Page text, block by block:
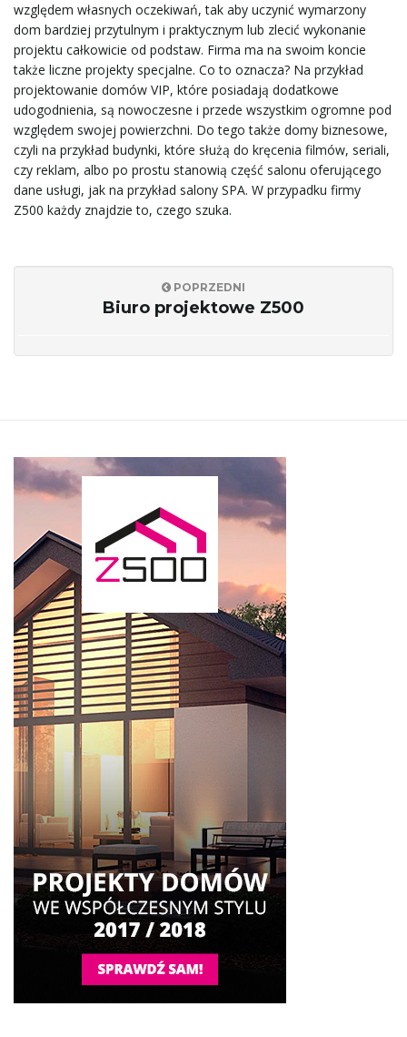
a
względem własnych oczekiwań, tak aby uczynić wymarzony
dom bardziej przytulnym i praktycznym lub zlecić wykonanie
projektu całkowicie od podstaw. Firma ma na swoim koncie
także liczne projekty specjalne. Co to oznacza? Na przykład
projektowanie domów VIP, które posiadają dodatkowe
udogodnienia, są nowoczesne i przede wszystkim ogromne pod
względem swojej powierzchni. Do tego także domy biznesowe,
czyli na przykład budynki, które służą do kręcenia filmów, seriali,
czy reklam, albo po prostu stanowią część salonu oferującego
dane usługi, jak na przykład salony SPA. W przypadku firmy
Z500 każdy znajdzie to, czego szuka.
POPRZEDNI
Biuro projektowe Z500